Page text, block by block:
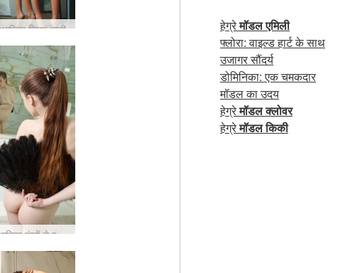
आलिया स्लिम ब्यूटी
आलिया पंखों से एमिली की शूटिंग कर रही है
हेग्रेमॉडल एमिली
फ्लोरा: वाइल्ड हार्ट के साथ
उजागर सौंदर्य
डोमिनिका: एक चमकदार
मॉडल का उदय
हेग्रेमॉडल क्लोवर
हेग्रेमॉडल किकी